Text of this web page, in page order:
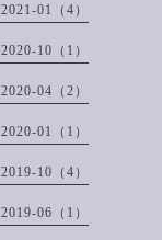
2021-01（4）
2020-10（1）
2020-04（2）
2020-01（1）
2019-10（4）
2019-06（1）